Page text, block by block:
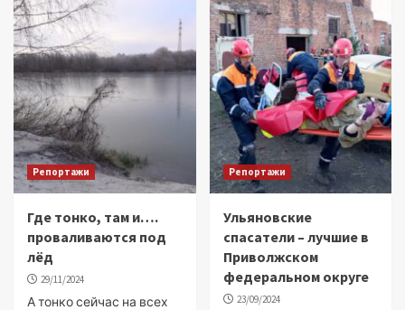
Репортажи
Где тонко, там и….
проваливаются под
лёд
29/11/2024
А тонко сейчас на всех
Репортажи
Ульяновские
спасатели – лучшие в
Приволжском
федеральном округе
23/09/2024